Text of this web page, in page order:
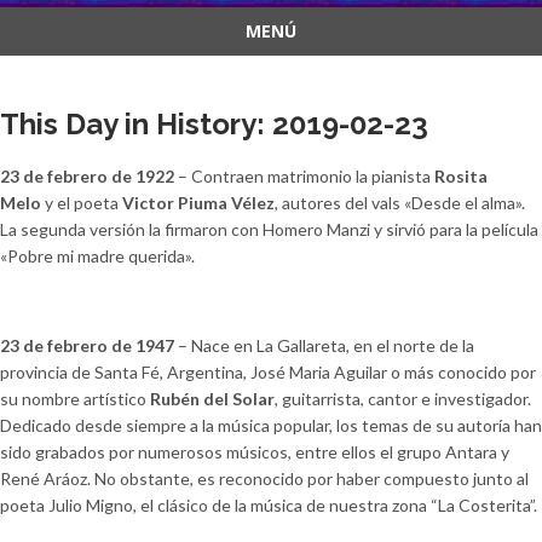
MENÚ
contenido
This Day in History: 2019-02-23
23 de febrero de 1922 – Contraen matrimonio la pianista Rosita
Melo y el poeta Victor Piuma Vélez, autores del vals «Desde el alma».
La segunda versión la firmaron con Homero Manzi y sirvió para la película
«Pobre mi madre querida».
23 de febrero de 1947 – Nace en La Gallareta, en el norte de la
provincia de Santa Fé, Argentina, José Maria Aguilar o más conocido por
su nombre artístico Rubén del Solar, guitarrista, cantor e investigador.
Dedicado desde siempre a la música popular, los temas de su autoría han
sido grabados por numerosos músicos, entre ellos el grupo Antara y
René Aráoz. No obstante, es reconocido por haber compuesto junto al
poeta Julio Migno, el clásico de la música de nuestra zona “La Costerita”.